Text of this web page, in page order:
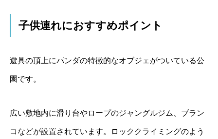
子供連れにおすすめポイント
遊具の頂上にパンダの特徴的なオブジェがついている公
園です。
広い敷地内に滑り台やロープのジャングルジム、ブラン
コなどが設置されています。ロッククライミングのよう